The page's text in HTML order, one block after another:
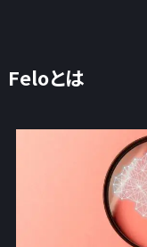
Feloとは